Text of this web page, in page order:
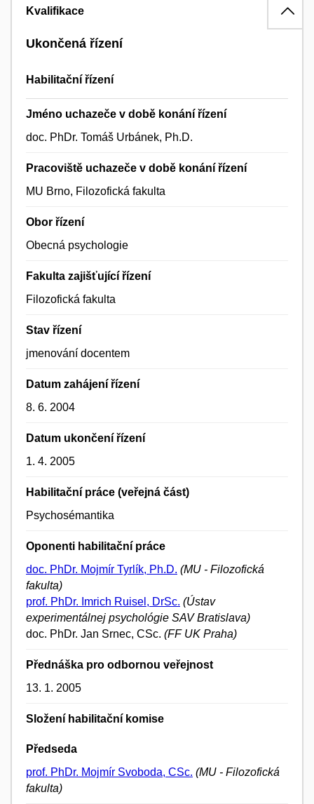
Kvalifikace
Ukončená řízení
Habilitační řízení
Jméno uchazeče v době konání řízení
doc. PhDr. Tomáš Urbánek, Ph.D.
Pracoviště uchazeče v době konání řízení
MU Brno, Filozofická fakulta
Obor řízení
Obecná psychologie
Fakulta zajišťující řízení
Filozofická fakulta
Stav řízení
jmenování docentem
Datum zahájení řízení
8. 6. 2004
Datum ukončení řízení
1. 4. 2005
Habilitační práce (veřejná část)
Psychosémantika
Oponenti habilitační práce
doc. PhDr. Mojmír Tyrlík, Ph.D. (MU - Filozofická
fakulta)
prof. PhDr. Imrich Ruisel, DrSc. (Ústav
experimentálnej psychológie SAV Bratislava)
doc. PhDr. Jan Srnec, CSc. (FF UK Praha)
Přednáška pro odbornou veřejnost
13. 1. 2005
Složení habilitační komise
Předseda
prof. PhDr. Mojmír Svoboda, CSc. (MU - Filozofická
fakulta)